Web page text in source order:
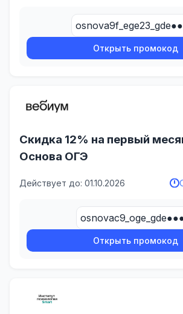
Открыть промокод
Скидка 12% на первый
Основа ОГЭ
Действует до: 01.10.2026
Открыть промокод